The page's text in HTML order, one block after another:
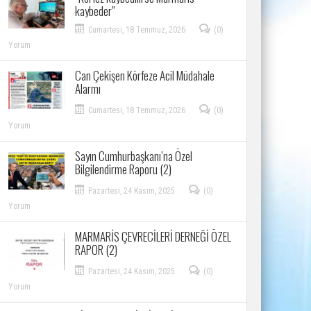
kaybeder”
Cumartesi, 18 Temmuz, 2026
(0)
Yorum
Can Çekişen Körfeze Acil Müdahale
Alarmı
Cumartesi, 18 Temmuz, 2026
(0)
Yorum
Sayın Cumhurbaşkanı’na Özel
Bilgilendirme Raporu (2)
Pazartesi, 24 Kasım, 2025
(0)
Yorum
MARMARİS ÇEVRECİLERİ DERNEĞİ ÖZEL
RAPOR (2)
Pazartesi, 24 Kasım, 2025
(0)
Yorum